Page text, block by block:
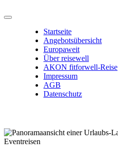
Startseite
Angebotsübersicht
Europaweit
Über reisewell
AKON fitforwell-Reise
Impressum
AGB
Datenschutz